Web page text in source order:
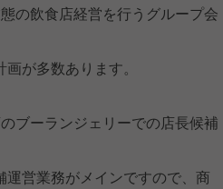
の飲食店経営を行うグループ会
が多数あります。
ブーランジェリーでの店長候補
営業務がメインですので、商